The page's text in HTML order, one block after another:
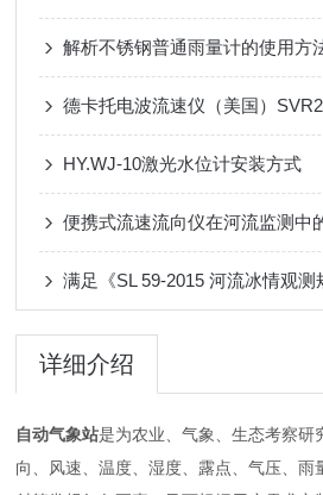
解析不锈钢普通雨量计的使用方
德卡托电波流速仪（美国）SVR2
HY.WJ-10激光水位计安装方式
便携式流速流向仪在河流监测中
满足《SL 59-2015 河流冰情观测
详细介绍
自动气象站是为农业、气象、生态考察研
向、风速、温度、湿度、露点、气压、雨